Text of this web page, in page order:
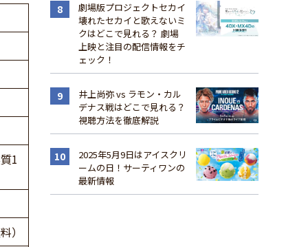
1
）
劇場版プロジェクトセカイ
壊れたセカイと歌えないミ
クはどこで見れる？ 劇場
上映と注目の配信情報をチ
ェック！
井上尚弥 vs ラモン・カル
デナス戦はどこで見れる？
視聴方法を徹底解説
2025年5月9日はアイスクリ
ームの日！サーティワンの
最新情報